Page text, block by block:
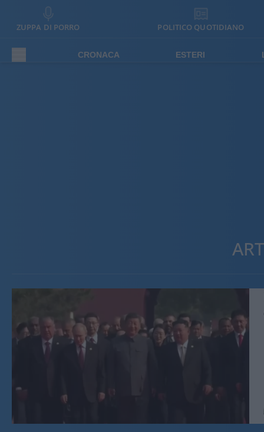
ZUPPA DI PORRO POLITICO QUOTIDIANO
CRONACA ESTERI